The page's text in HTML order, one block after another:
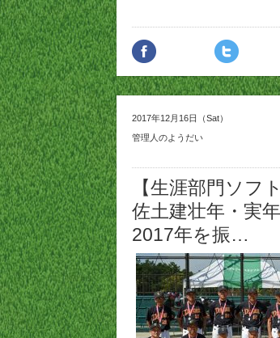
2017年12月16日（Sat）
管理人のようだい
【生涯部門ソフ
佐土建壮年・実
2017年を振…